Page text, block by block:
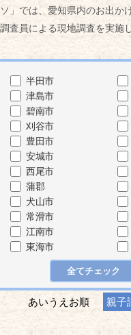
」では、愛知県内のお出か
査員による現地調査を実施
半田市
津島市
碧南市
刈谷市
豊田市
安城市
西尾市
蒲郡
犬山市
常滑市
江南市
東海市
全てチェック
あいうえお順 親子